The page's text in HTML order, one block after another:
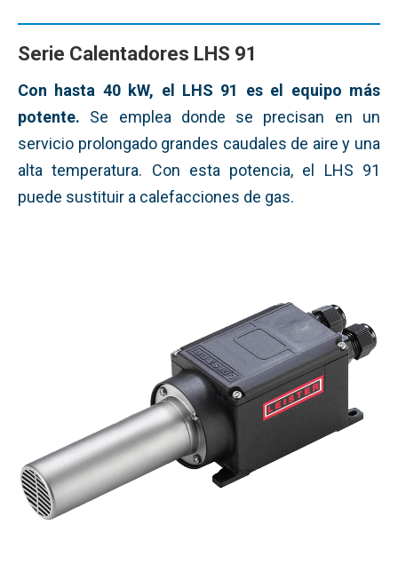
Serie Calentadores LHS 91
Con hasta 40 kW, el LHS 91 es el equipo más
potente. Se emplea donde se precisan en un
servicio prolongado grandes caudales de aire y una
alta temperatura. Con esta potencia, el LHS 91
puede sustituir a calefacciones de gas.